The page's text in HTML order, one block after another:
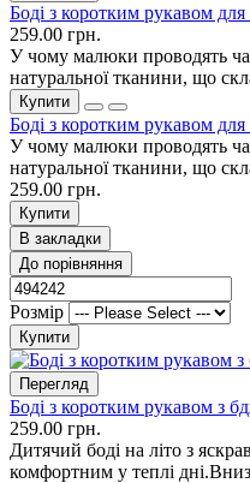
Боді з коротким рукавом
259.00 грн.
У чому малюки проводять
натуральної тканини, що
Купити
Боді з коротким рукавом
У чому малюки проводять
натуральної тканини, що
259.00 грн.
Купити
В закладки
До порівняння
Розмір
Купити
Перегляд
Боді з коротким рукавом з
259.00 грн.
Дитячий боді на літо з
комфортним у теплі